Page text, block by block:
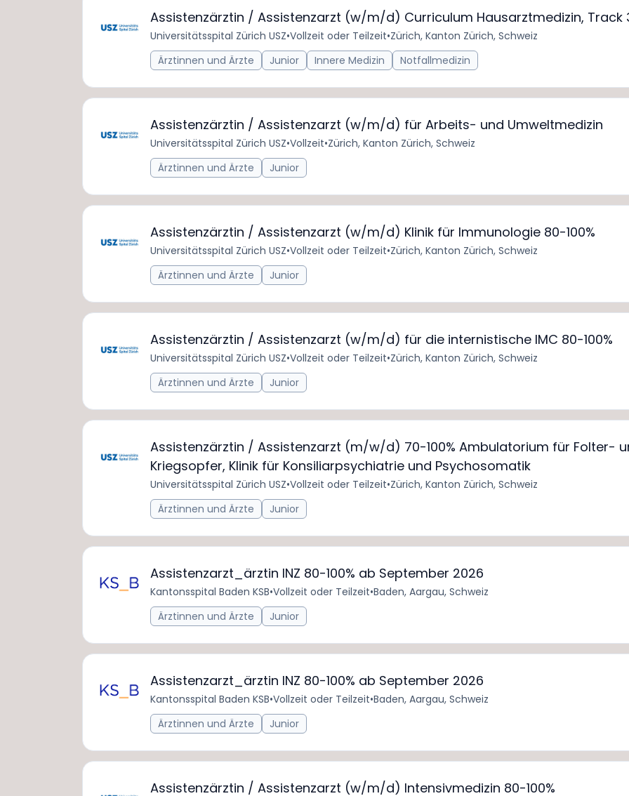
Assistenzärztin / Assistenzarzt (w/m/d) Curriculum Hausarztmedizin, Track
Universitätsspital Zürich USZ•Vollzeit oder Teilzeit•Zürich, Kanton Zürich, Schweiz
Ärztinnen und Ärzte
Junior Innere Medizin Notfallmedizin
Assistenzärztin / Assistenzarzt (w/m/d) für Arbeits- und Umweltmedizin
Universitätsspital Zürich USZ•Vollzeit•Zürich, Kanton Zürich, Schweiz
Ärztinnen und Ärzte
Junior
Assistenzärztin / Assistenzarzt (w/m/d) Klinik für Immunologie 80-100%
Universitätsspital Zürich USZ•Vollzeit oder Teilzeit•Zürich, Kanton Zürich, Schweiz
Ärztinnen und Ärzte
Junior
Assistenzärztin / Assistenzarzt (w/m/d) für die internistische IMC 80-100%
Universitätsspital Zürich USZ•Vollzeit oder Teilzeit•Zürich, Kanton Zürich, Schweiz
Ärztinnen und Ärzte
Junior
Assistenzärztin / Assistenzarzt (m/w/d) 70-100% Ambulatorium für Folter-
Kriegsopfer, Klinik für Konsiliarpsychiatrie und Psychosomatik
Universitätsspital Zürich USZ•Vollzeit oder Teilzeit•Zürich, Kanton Zürich, Schweiz
Ärztinnen und Ärzte
Junior
Assistenzarzt_ärztin INZ 80-100% ab September 2026
Kantonsspital Baden KSB•Vollzeit oder Teilzeit•Baden, Aargau, Schweiz
Ärztinnen und Ärzte
Junior
Assistenzarzt_ärztin INZ 80-100% ab September 2026
Kantonsspital Baden KSB•Vollzeit oder Teilzeit•Baden, Aargau, Schweiz
Ärztinnen und Ärzte
Junior
Assistenzärztin / Assistenzarzt (w/m/d) Intensivmedizin 80-100%